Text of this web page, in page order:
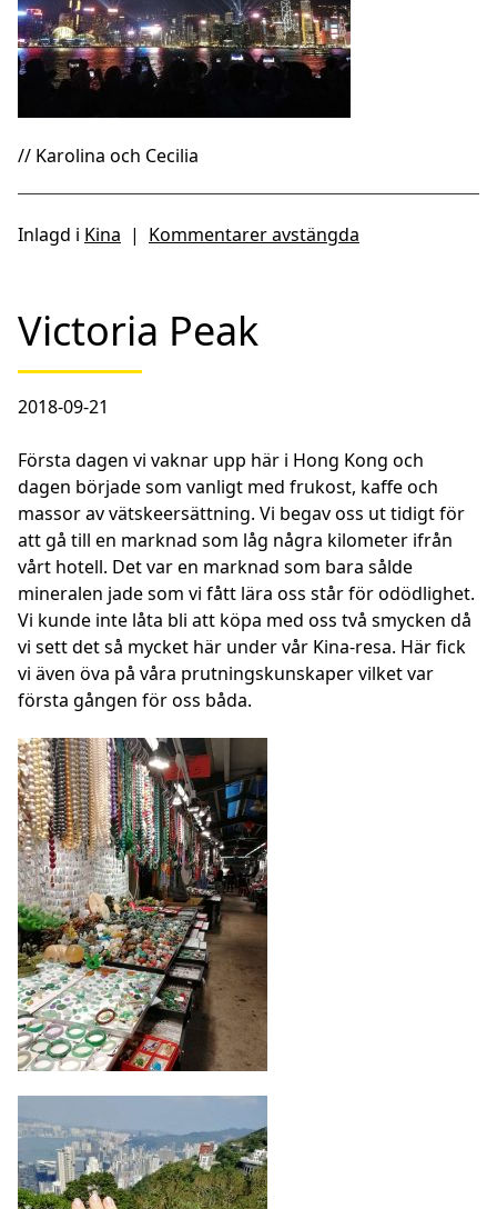
// Karolina och Cecilia
Inlagd i Kina | Kommentarer avstängda
Victoria Peak
2018-09-21
Första dagen vi vaknar upp här i Hong Kong och
dagen började som vanligt med frukost, kaffe och
massor av vätskeersättning. Vi begav oss ut tidigt för
att gå till en marknad som låg några kilometer ifrån
vårt hotell. Det var en marknad som bara sålde
mineralen jade som vi fått lära oss står för odödlighet.
Vi kunde inte låta bli att köpa med oss två smycken då
vi sett det så mycket här under vår Kina-resa. Här fick
vi även öva på våra prutningskunskaper vilket var
första gången för oss båda.